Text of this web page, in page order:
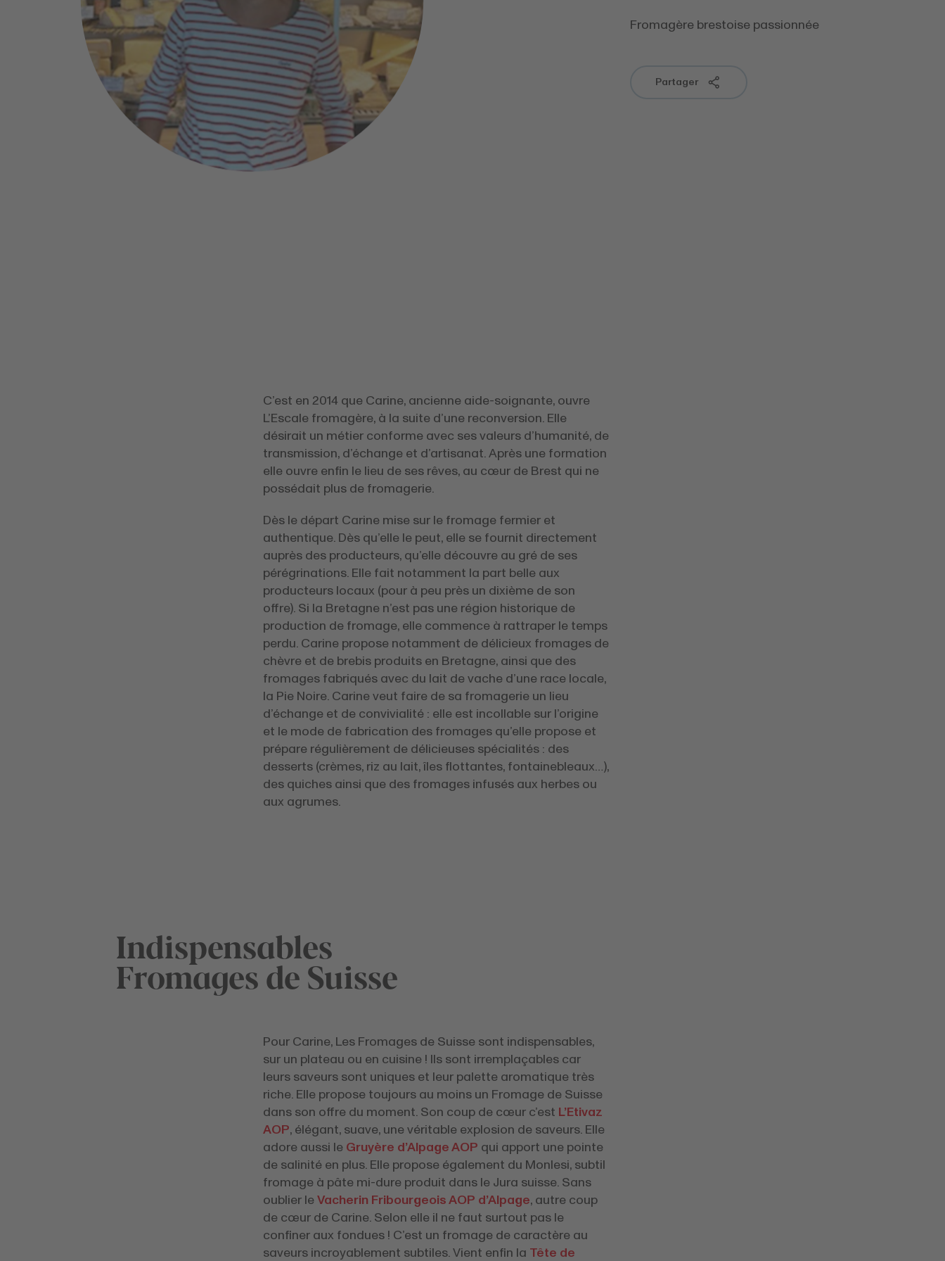
Fromagère brestoise passionnée
Partager
C’est en 2014 que Carine, ancienne aide-soignante, ouvre
L’Escale fromagère, à la suite d’une reconversion. Elle
désirait un métier conforme avec ses valeurs d’humanité, de
transmission, d’échange et d’artisanat. Après une formation
elle ouvre enfin le lieu de ses rêves, au cœur de Brest qui ne
possédait plus de fromagerie.
Dès le départ Carine mise sur le fromage fermier et
authentique. Dès qu’elle le peut, elle se fournit directement
auprès des producteurs, qu’elle découvre au gré de ses
pérégrinations. Elle fait notamment la part belle aux
producteurs locaux (pour à peu près un dixième de son
offre). Si la Bretagne n’est pas une région historique de
production de fromage, elle commence à rattraper le temps
perdu. Carine propose notamment de délicieux fromages de
chèvre et de brebis produits en Bretagne, ainsi que des
fromages fabriqués avec du lait de vache d’une race locale,
la Pie Noire. Carine veut faire de sa fromagerie un lieu
d’échange et de convivialité : elle est incollable sur l’origine
et le mode de fabrication des fromages qu’elle propose et
prépare régulièrement de délicieuses spécialités : des
desserts (crèmes, riz au lait, îles flottantes, fontainebleaux…),
des quiches ainsi que des fromages infusés aux herbes ou
aux agrumes.
Indispensables
Fromages de Suisse
Pour Carine, Les Fromages de Suisse sont indispensables,
sur un plateau ou en cuisine ! Ils sont irremplaçables car
leurs saveurs sont uniques et leur palette aromatique très
riche. Elle propose toujours au moins un Fromage de Suisse
dans son offre du moment. Son coup de cœur c’est L’Etivaz
AOP, élégant, suave, une véritable explosion de saveurs. Elle
adore aussi le Gruyère d’Alpage AOP qui apport une pointe
de salinité en plus. Elle propose également du Monlesi, subtil
fromage à pâte mi-dure produit dans le Jura suisse. Sans
oublier leVacherin Fribourgeois AOP d’Alpage, autre coup
de cœur de Carine. Selon elle il ne faut surtout pas le
confiner aux fondues ! C’est un fromage de caractère au
saveurs incroyablement subtiles. Vient enfin la Tête de